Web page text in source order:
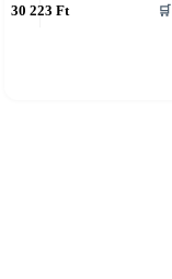
30 223 Ft 🛒